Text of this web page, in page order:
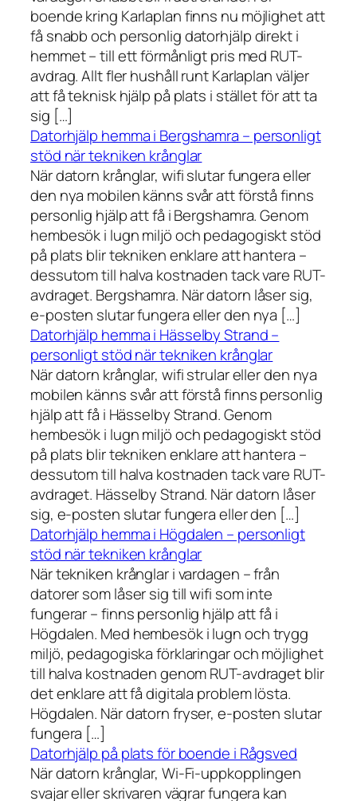
boende kring Karlaplan finns nu möjlighet att
få snabb och personlig datorhjälp direkt i
hemmet – till ett förmånligt pris med RUT-
avdrag. Allt fler hushåll runt Karlaplan väljer
att få teknisk hjälp på plats i stället för att ta
sig […]
Datorhjälp hemma i Bergshamra – personligt
stöd när tekniken krånglar
När datorn krånglar, wifi slutar fungera eller
den nya mobilen känns svår att förstå finns
personlig hjälp att få i Bergshamra. Genom
hembesök i lugn miljö och pedagogiskt stöd
på plats blir tekniken enklare att hantera –
dessutom till halva kostnaden tack vare RUT-
avdraget. Bergshamra. När datorn låser sig,
e-posten slutar fungera eller den nya […]
Datorhjälp hemma i Hässelby Strand –
personligt stöd när tekniken krånglar
När datorn krånglar, wifi strular eller den nya
mobilen känns svår att förstå finns personlig
hjälp att få i Hässelby Strand. Genom
hembesök i lugn miljö och pedagogiskt stöd
på plats blir tekniken enklare att hantera –
dessutom till halva kostnaden tack vare RUT-
avdraget. Hässelby Strand. När datorn låser
sig, e-posten slutar fungera eller den […]
Datorhjälp hemma i Högdalen – personligt
stöd när tekniken krånglar
När tekniken krånglar i vardagen – från
datorer som låser sig till wifi som inte
fungerar – finns personlig hjälp att få i
Högdalen. Med hembesök i lugn och trygg
miljö, pedagogiska förklaringar och möjlighet
till halva kostnaden genom RUT-avdraget blir
det enklare att få digitala problem lösta.
Högdalen. När datorn fryser, e-posten slutar
fungera […]
Datorhjälp på plats för boende i Rågsved
När datorn krånglar, Wi-Fi-uppkopplingen
svajar eller skrivaren vägrar fungera kan